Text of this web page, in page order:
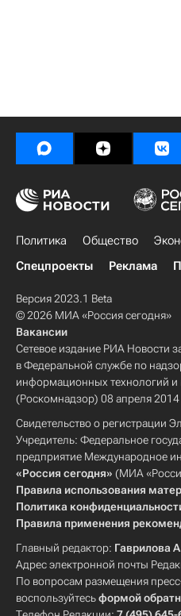
Политика Общество
Спецпроекты
Реклама
Версия 2023.1 Beta
© 2026 МИА «Россия сегодня»
Вакансии
Сетевое издание РИА Новости
в Федеральной службе по
информационных технологий
(Роскомнадзор) 08 апреля 2014
Свидетельство о регистрации
Учредитель: Федеральное
предприятие Международное
«Россия сегодня» (МИА
Правила использования
Политика
Правила применения
Главный редактор: Гаврилова
Адрес электронной почты
По вопросам размещения
воспользуйтесьформой